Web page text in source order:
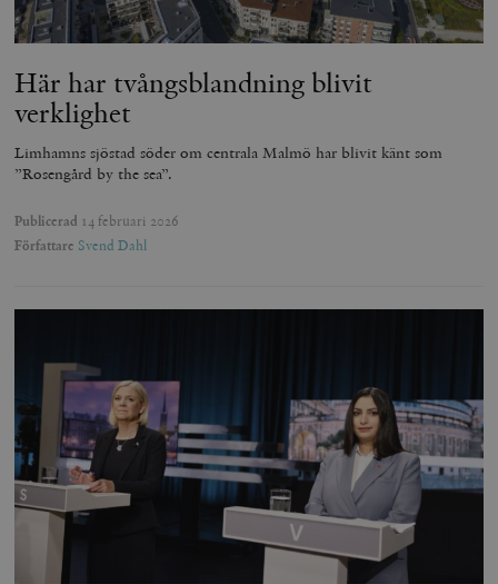
Här har tvångsblandning blivit
verklighet
Limhamns sjöstad söder om centrala Malmö har blivit känt som
”Rosengård by the sea”.
Publicerad 14 februari 2026
Författare Svend Dahl